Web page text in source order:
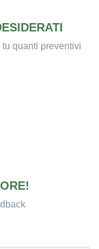
quanti preventivi